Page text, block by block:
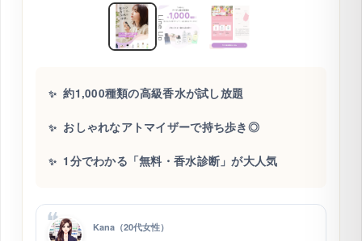
✨ 約1,000種類の高級香水が試し放題
✨ おしゃれなアトマイザーで持ち歩き◎
✨ 1分でわかる「無料・香水診断」が大人気
Kana（20代女性）